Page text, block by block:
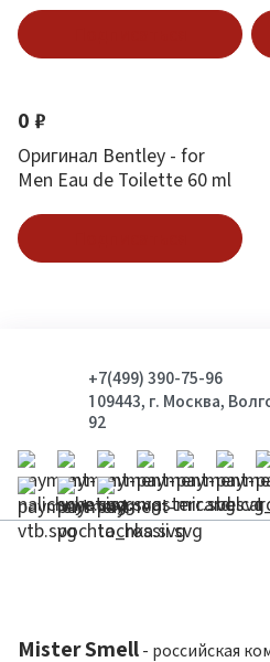
0 ₽
Оригинал Bentley - for
Men Eau de Toilette 60 ml
+7(499) 390-75-96
109443, г. Москва,
92
Mister Smell - российская